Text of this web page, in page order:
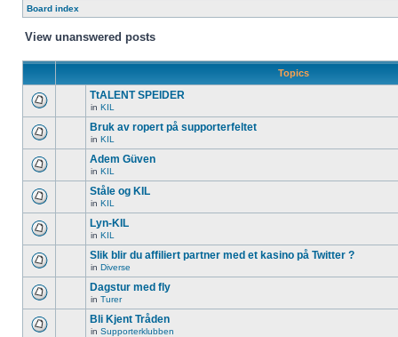
Board index
View unanswered posts
Topics
TtALENT SPEIDER
in KIL
Bruk av ropert på supporterfeltet
in KIL
Adem Güven
in KIL
Ståle og KIL
in KIL
Lyn-KIL
in KIL
Slik blir du affiliert partner med et kasino på Twitter ?
in Diverse
Dagstur med fly
in Turer
Bli Kjent Tråden
in Supporterklubben